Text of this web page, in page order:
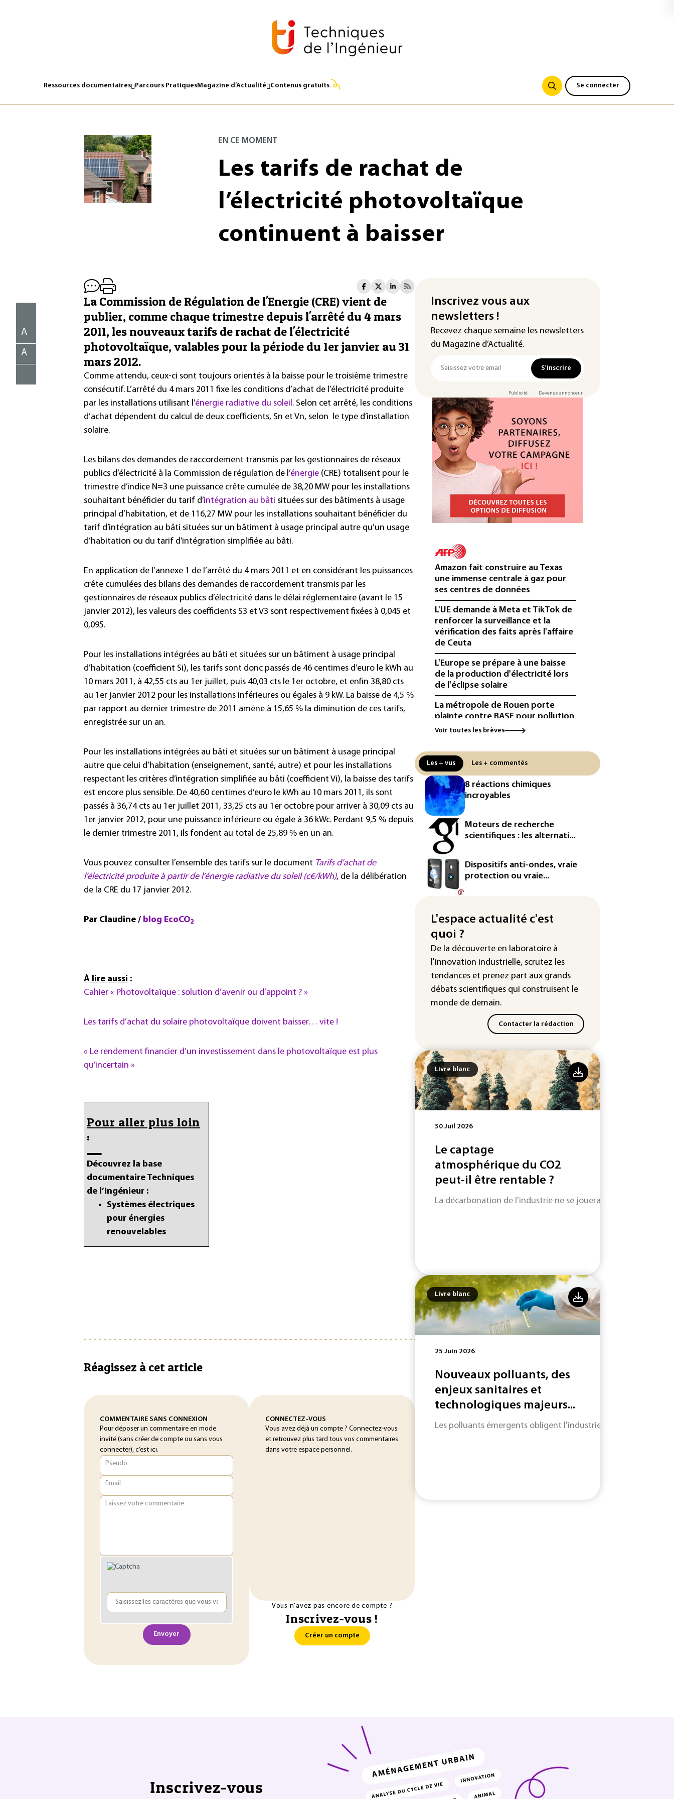
Ressources documentaires Parcours PratiquesMagazine d’Actualité Contenus gratuits Se connecter
EN CE MOMENT
Les tarifs de rachat de
l’électricité photovoltaïque
continuent à baisser
A
A
La Commission de Régulation de l'Energie (CRE) vient de
publier, comme chaque trimestre depuis l'arrêté du 4 mars
2011, les nouveaux tarifs de rachat de l'électricité
photovoltaïque, valables pour la période du 1er janvier au 31
mars 2012.
Comme attendu, ceux-ci sont toujours orientés à la baisse pour le troisième trimestre
consécutif. L’arrêté du 4 mars 2011 fixe les conditions d’achat de l’électricité produite
par les installations utilisant l’énergie radiative du soleil. Selon cet arrêté, les conditions
d’achat dépendent du calcul de deux coefficients, Sn et Vn, selon le type d’installation
solaire.
Les bilans des demandes de raccordement transmis par les gestionnaires de réseaux
publics d’électricité à la Commission de régulation de l’énergie (CRE) totalisent pour le
trimestre d’indice N=3 une puissance crête cumulée de 38,20 MW pour les installations
souhaitant bénéficier du tarif d’intégration au bâti situées sur des bâtiments à usage
principal d’habitation, et de 116,27 MW pour les installations souhaitant bénéficier du
tarif d’intégration au bâti situées sur un bâtiment à usage principal autre qu’un usage
d’habitation ou du tarif d’intégration simplifiée au bâti.
En application de l’annexe 1 de l’arrêté du 4 mars 2011 et en considérant les puissances
crête cumulées des bilans des demandes de raccordement transmis par les
gestionnaires de réseaux publics d’électricité dans le délai réglementaire (avant le 15
janvier 2012), les valeurs des coefficients S3 et V3 sont respectivement fixées à 0,045 et
0,095.
Pour les installations intégrées au bâti et situées sur un bâtiment à usage principal
d’habitation (coefficient Si), les tarifs sont donc passés de 46 centimes d’euro le kWh au
10 mars 2011, à 42,55 cts au 1er juillet, puis 40,03 cts le 1er octobre, et enfin 38,80 cts
au 1er janvier 2012 pour les installations inférieures ou égales à 9 kW. La baisse de 4,5 %
par rapport au dernier trimestre de 2011 amène à 15,65 % la diminution de ces tarifs,
enregistrée sur un an.
Pour les installations intégrées au bâti et situées sur un bâtiment à usage principal
autre que celui d’habitation (enseignement, santé, autre) et pour les installations
respectant les critères d’intégration simplifiée au bâti (coefficient Vi), la baisse des tarifs
est encore plus sensible. De 40,60 centimes d’euro le kWh au 10 mars 2011, ils sont
passés à 36,74 cts au 1er juillet 2011, 33,25 cts au 1er octobre pour arriver à 30,09 cts au
1er janvier 2012, pour une puissance inférieure ou égale à 36 kWc. Perdant 9,5 % depuis
le dernier trimestre 2011, ils fondent au total de 25,89 % en un an.
Vous pouvez consulter l’ensemble des tarifs sur le document Tarifs d’achat de
l’électricité produite à partir de l’énergie radiative du soleil (c€/kWh), de la délibération
de la CRE du 17 janvier 2012.
Par Claudine / blog EcoCO2
À lire aussi :
Cahier « Photovoltaïque : solution d’avenir ou d’appoint ? »
Les tarifs d’achat du solaire photovoltaïque doivent baisser… vite !
« Le rendement financier d’un investissement dans le photovoltaïque est plus
qu’incertain »
Pour aller plus loin
:
Découvrez la base
documentaire Techniques
de l’Ingénieur :
Systèmes électriques
pour énergies
renouvelables
Réagissez à cet article
COMMENTAIRE SANS CONNEXION
Pour déposer un commentaire en mode
invité (sans créer de compte ou sans vous
connecter), c’est ici.
Pseudo
Email
Laissez votre commentaire
Envoyer
CONNECTEZ-VOUS
Vous avez déjà un compte ? Connectez-vous
et retrouvez plus tard tous vos commentaires
dans votre espace personnel.
Vous n'avez pas encore de compte ?
Inscrivez-vous !
Créer un compte
Inscrivez vous aux
newsletters !
Recevez chaque semaine les newsletters
du Magazine d’Actualité.
S'inscrire
Publicité Devenez annonceur
Amazon fait construire au Texas
une immense centrale à gaz pour
ses centres de données
L'UE demande à Meta et TikTok de
renforcer la surveillance et la
vérification des faits après l'affaire
de Ceuta
L'Europe se prépare à une baisse
de la production d'électricité lors
de l'éclipse solaire
La métropole de Rouen porte
plainte contre BASF pour pollution
aux PFAS
la centrale de Golfech reconnectée
au réseau
Véhicules de livraison autonomes:
la France ouvre la voie à leur
homologation
Iris³: Eutelsat investira 3,4 milliards
d'euros dans la future
constellation européenne
Le magazine VSD racheté par
l'entrepreneur Vianney d'Alançon
attendue au plus bas depuis 1980
"Retour en force" progressif de la
chaleur dans les prochains jours en
France
Voir toutes les brèves
Les + vus Les + commentés
8 réactions chimiques
incroyables
Moteurs de recherche
scientifiques : les alternati...
Dispositifs anti-ondes, vraie
protection ou vraie...
L'espace actualité c'est
quoi ?
De la découverte en laboratoire à
l'innovation industrielle, scrutez les
tendances et prenez part aux grands
débats scientifiques qui construisent le
monde de demain.
Contacter la rédaction
Livre blanc
30 Juil 2026
Le captage
atmosphérique du CO2
peut-il être rentable ?
La décarbonation de l'industrie ne se jouera pas uniquement
Livre blanc
25 Juin 2026
Nouveaux polluants, des
enjeux sanitaires et
technologiques majeurs...
Les polluants émergents obligent l'industrie à adapter des
Inscrivez-vous